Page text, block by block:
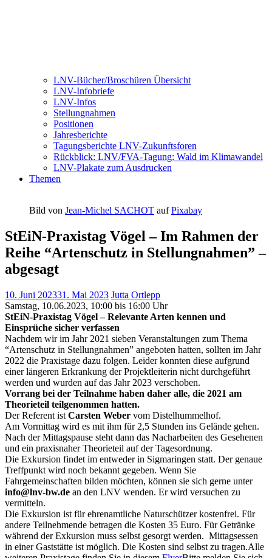
LNV-Bücher/Broschüren Übersicht
LNV-Infobriefe
LNV-Infos
Stellungnahmen
Positionen
Jahresberichte
Tagungsberichte LNV-Zukunftsforen
Rückblick: LNV/FVA-Tagung: Wald im Klimawandel
LNV-Plakate zum Ausdrucken
Themen
Bild von Jean-Michel SACHOT aufPixabay
StEiN-Praxistag Vögel – Im Rahmen der
Reihe “Artenschutz in Stellungnahmen” –
abgesagt
10. Juni 202331. Mai 2023 Jutta Ortlepp
Samstag, 10.06.2023, 10:00 bis 16:00 Uhr
StEiN-Praxistag Vögel–Relevante Arten kennen und
Einsprüche sicher verfassen
Nachdem wir im Jahr 2021 sieben Veranstaltungen zum Thema
“Artenschutz in Stellungnahmen” angeboten hatten, sollten im Jahr
2022 die Praxistage dazu folgen. Leider konnten diese aufgrund
einer längeren Erkrankung der Projektleiterin nicht durchgeführt
werden und wurden auf das Jahr 2023 verschoben.
Vorrang bei der Teilnahme haben daher alle, die 2021 am
Theorieteil teilgenommen hatten.
Der Referent ist Carsten Weber vom Distelhummelhof.
Am Vormittag wird es mit ihm für 2,5 Stunden ins Gelände gehen.
Nach der Mittagspause steht dann das Nacharbeiten des Gesehenen
und ein praxisnaher Theorieteil auf der Tagesordnung.
Die Exkursion findet im entweder in Sigmaringen statt. Der genaue
Treffpunkt wird noch bekannt gegeben. Wenn Sie
Fahrgemeinschaften bilden möchten, können sie sich gerne unter
info@lnv-bw.de an den LNV wenden. Er wird versuchen zu
vermitteln.
Die Exkursion ist für ehrenamtliche Naturschützer kostenfrei. Für
andere Teilnehmende betragen die Kosten 35 Euro. Für Getränke
während der Exkursion muss selbst gesorgt werden. Mittagsessen
in einer Gaststätte ist möglich. Die Kosten sind selbst zu tragen.Alle